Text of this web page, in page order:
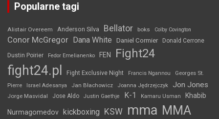
Popularne tagi
Alistair Overeem Anderson Silva Bellator boks Colby Covington
Conor McGregor Dana White Daniel Cormier Donald Cerrone
Dustin Poirier Fedor Emelianenko FEN Fight24
fight24.pl Fight Exclusive Night Francis Ngannou
Georges St.
Pierre
Israel Adesanya Jan Błachowicz Joanna Jędrzejczyk Jon Jones
Jorge Masvidal Jose Aldo Justin Gaethje K-1 Kamaru Usman Khabib
Nurmagomedov kickboxing KSW mma MMA